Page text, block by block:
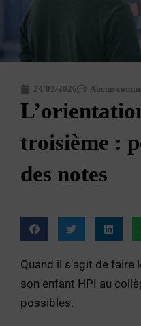
24/02/2026 Aucun
troisième :
des notes
Quand il s’agit de
son enfant HPI au
possibles.